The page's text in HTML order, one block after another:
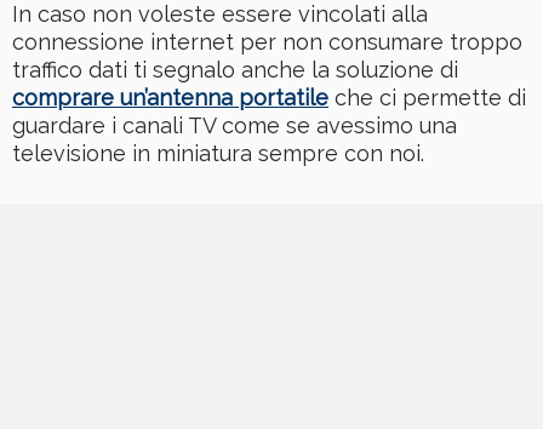
In caso non voleste essere vincolati alla
connessione internet per non consumare troppo
traffico dati ti segnalo anche la soluzione di
comprare un’antenna portatile che ci permette di
guardare i canali TV come se avessimo una
televisione in miniatura sempre con noi.